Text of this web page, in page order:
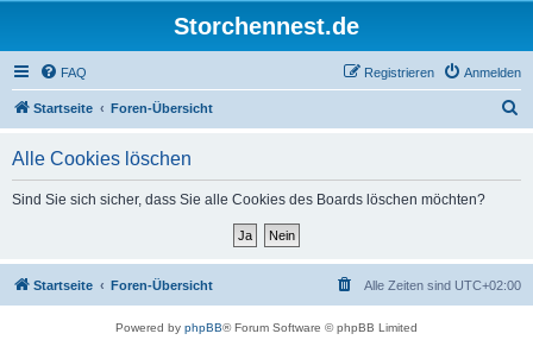
Storchennest.de
FAQ Anmelden
Registrieren
Startseite Foren-Übersicht
Alle Cookies löschen
Sind Sie sich sicher, dass Sie alle Cookies des Boards löschen möchten?
Startseite Foren-Übersicht Alle Zeiten sind UTC+02:00
Powered by phpBB® Forum Software © phpBB Limited